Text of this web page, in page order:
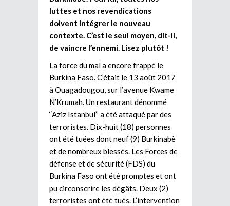
luttes et nos revendications
doivent intégrer le nouveau
contexte. C’est le seul moyen, dit-il,
de vaincre l’ennemi. Lisez plutôt !
La force du mal a encore frappé le
Burkina Faso. C’était le 13 août 2017
à Ouagadougou, sur l’avenue Kwame
N’Krumah. Un restaurant dénommé
‘‘Aziz Istanbul’’ a été attaqué par des
terroristes. Dix-huit (18) personnes
ont été tuées dont neuf (9) Burkinabè
et de nombreux blessés. Les Forces de
défense et de sécurité (FDS) du
Burkina Faso ont été promptes et ont
pu circonscrire les dégâts. Deux (2)
terroristes ont été tués. L’intervention